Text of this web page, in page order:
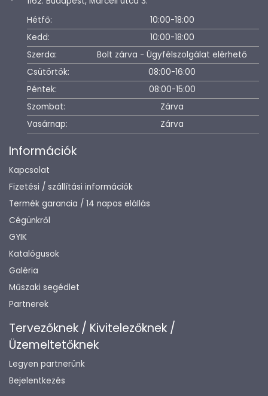
Hétfő:
10:00-18:00
Kedd:
10:00-18:00
Szerda:
Bolt zárva - Ügyfélszolgálat elérhető
Csütörtök:
08:00-16:00
Péntek:
08:00-15:00
Szombat:
Zárva
Vasárnap:
Zárva
Információk
Kapcsolat
Fizetési / szállítási információk
Termék garancia / 14 napos elállás
Cégünkről
GYIK
Katalógusok
Galéria
Műszaki segédlet
Partnerek
Tervezőknek / Kivitelezőknek /
Üzemeltetőknek
Legyen partnerünk
Bejelentkezés